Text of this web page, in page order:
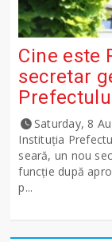
Cine este
secretar
Saturday, 8
Instituția
seară, un nou
funcție după
p...